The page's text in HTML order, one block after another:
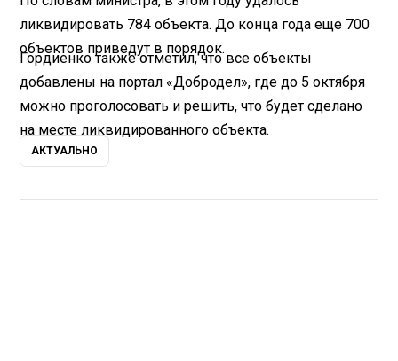
ликвидировать 784 объекта. До конца года еще 700
объектов приведут в порядок.
Гордиенко также отметил, что все объекты
добавлены на портал «Добродел», где до 5 октября
можно проголосовать и решить, что будет сделано
на месте ликвидированного объекта.
АКТУАЛЬНО